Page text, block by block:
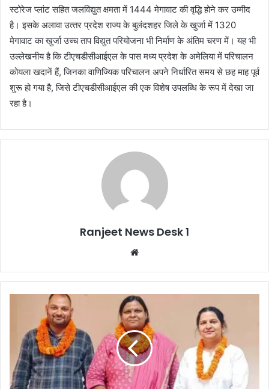
स्टोरेज प्लांट सहित जलविद्युत क्षमता में 1444 मेगावाट की वृद्धि होने कर उम्‍मीद
है। इसके अलावा उत्‍तर प्रदेश राज्‍य के बुलंदशहर जिले के खुर्जा में 1320
मेगावाट का खुर्जा उच्‍च ताप विद्युत परियोजना भी निर्माण के अंतिम चरण में। यह भी
उल्‍लेखनीय है कि टीएचडीसीआईएल के पास मध्य प्रदेश के अमेलिया में परिचालन
कोयला खदानें हैं, जिनका वाणिज्यिक परिचालन अपने निर्धारित समय से छह माह पूर्व
शुरू हो गया है, जिसे टीएचडीसीआईएल की एक विशेष उपलब्धि के रूप में देखा जा
रहा है।
Ranjeet News Desk 1
te